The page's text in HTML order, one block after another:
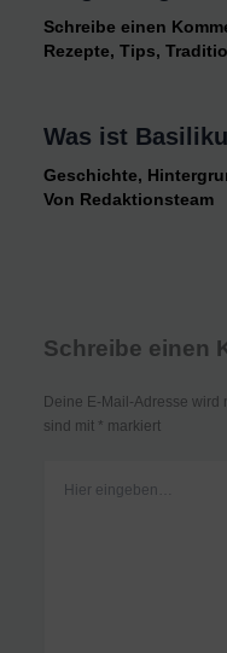
Schreibe einen
Rezepte,Tips,
Was ist
Geschichte,
Von Redaktionsteam
Schreibe einen
Deine E-Mail-Adresse wird
sind mit * markiert
eingeben…